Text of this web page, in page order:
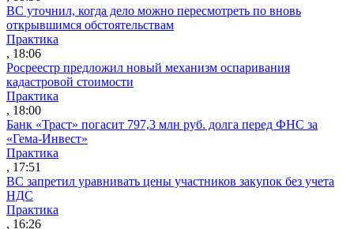
ВС уточнил, когда дело можно пересмотреть по вновь
открывшимся обстоятельствам
Практика
, 18:06
Росреестр предложил новый механизм оспаривания
кадастровой стоимости
Практика
, 18:00
Банк «Траст» погасит 797,3 млн руб. долга перед ФНС за
«Гема-Инвест»
Практика
, 17:51
ВС запретил уравнивать цены участников закупок без учета
НДС
Практика
, 16:26